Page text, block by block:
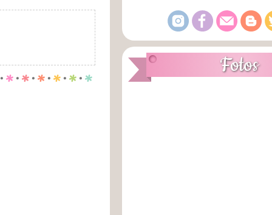
. p . p . p . p . p . p
Fotos